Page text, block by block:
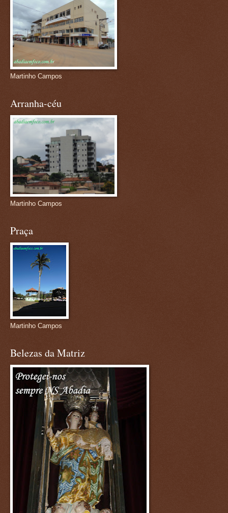
Martinho Campos
Arranha-céu
Martinho Campos
Praça
Martinho Campos
Belezas da Matriz